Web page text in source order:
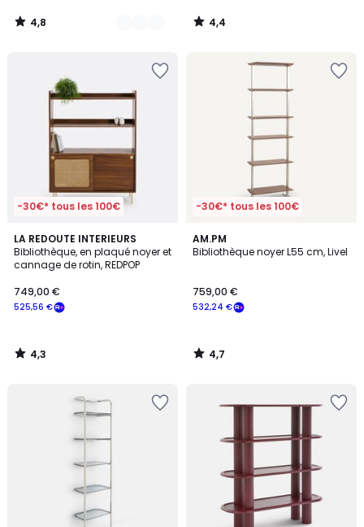
4,8
/
4,4
/
-30€* tous les 100€
LA REDOUTE INTERIEURS
Bibliothèque, en plaqué noyer et
cannage de rotin, REDPOP
525,56 €
749,00 €
4,3
/ 5
4,3
/
-30€* tous les 100€
AM.PM
Bibliothèque noyer L55 cm, Livel
532,24 €
759,00 €
4,7
/ 5
4,7
/